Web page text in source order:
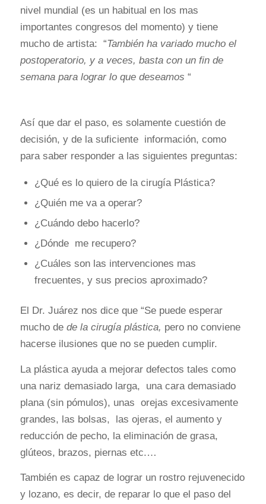
nivel mundial (es un habitual en los mas
importantes congresos del momento) y tiene
mucho de artista: “También ha variado mucho el
postoperatorio, y a veces, basta con un fin de
semana para lograr lo que deseamos “
Así que dar el paso, es solamente cuestión de
decisión, y de la suficiente información, como
para saber responder a las siguientes preguntas:
¿Qué es lo quiero de la cirugía Plástica?
¿Quién me va a operar?
¿Cuándo debo hacerlo?
¿Dónde me recupero?
¿Cuáles son las intervenciones mas
frecuentes, y sus precios aproximado?
El Dr. Juárez nos dice que “Se puede esperar
mucho de de la cirugía plástica, pero no conviene
hacerse ilusiones que no se pueden cumplir.
La plástica ayuda a mejorar defectos tales como
una nariz demasiado larga, una cara demasiado
plana (sin pómulos), unas orejas excesivamente
grandes, las bolsas, las ojeras, el aumento y
reducción de pecho, la eliminación de grasa,
glúteos, brazos, piernas etc.…
También es capaz de lograr un rostro rejuvenecido
y lozano, es decir, de reparar lo que el paso del